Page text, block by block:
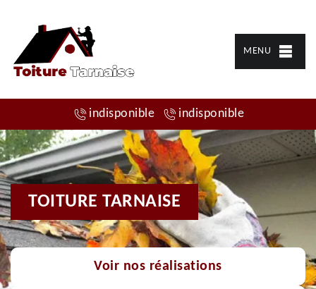
MENU
indisponible indisponible
TOITURE TARNAISE
Voir nos réalisations